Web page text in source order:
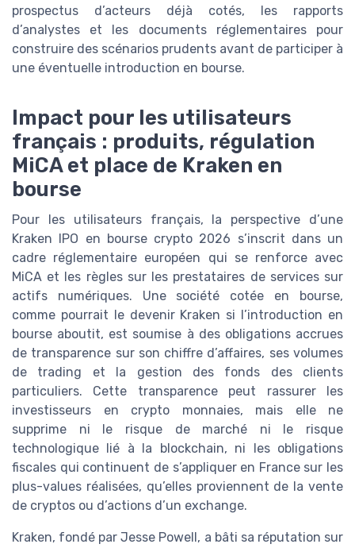
prospectus d’acteurs déjà cotés, les rapports
d’analystes et les documents réglementaires pour
construire des scénarios prudents avant de participer à
une éventuelle introduction en bourse.
Impact pour les utilisateurs
français : produits, régulation
MiCA et place de Kraken en
bourse
Pour les utilisateurs français, la perspective d’une
Kraken IPO en bourse crypto 2026 s’inscrit dans un
cadre réglementaire européen qui se renforce avec
MiCA et les règles sur les prestataires de services sur
actifs numériques. Une société cotée en bourse,
comme pourrait le devenir Kraken si l’introduction en
bourse aboutit, est soumise à des obligations accrues
de transparence sur son chiffre d’affaires, ses volumes
de trading et la gestion des fonds des clients
particuliers. Cette transparence peut rassurer les
investisseurs en crypto monnaies, mais elle ne
supprime ni le risque de marché ni le risque
technologique lié à la blockchain, ni les obligations
fiscales qui continuent de s’appliquer en France sur les
plus-values réalisées, qu’elles proviennent de la vente
de cryptos ou d’actions d’un exchange.
Kraken, fondé par Jesse Powell, a bâti sa réputation sur